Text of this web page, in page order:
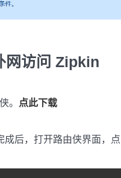
网访问 Zipkin
。 点此下载
成后，打开路由侠界面，点